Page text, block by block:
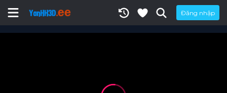
Đăng nhập